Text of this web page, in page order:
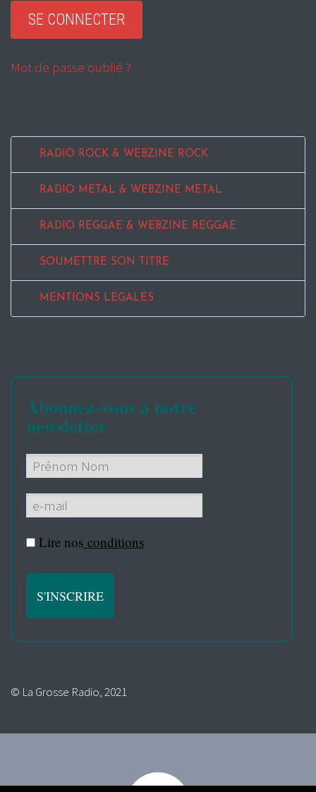
Mot de passe oublié ?
RADIO ROCK & WEBZINE ROCK
RADIO METAL & WEBZINE METAL
RADIO REGGAE & WEBZINE REGGAE
SOUMETTRE SON TITRE
MENTIONS LEGALES
Abonnez-vous à notre
newsletter
Lire nos conditions
© La Grosse Radio, 2021